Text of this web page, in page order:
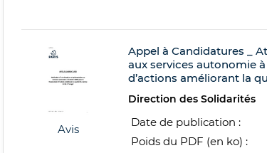
Avis
Appel à Candidatures _
aux services autonomie
d’actions améliorant la
Direction des Solidarités
Date de publication :
Poids du PDF (en ko) :